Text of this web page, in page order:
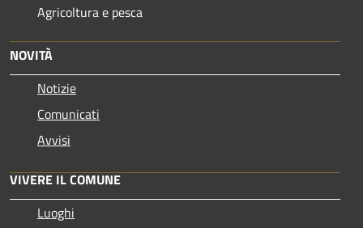
Agricoltura e pesca
NOVITÀ
Notizie
Comunicati
Avvisi
VIVERE IL COMUNE
Luoghi